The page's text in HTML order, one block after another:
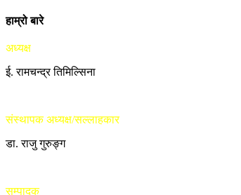
हाम्रो बारे
अध्यक्ष
ई. रामचन्द्र तिमिल्सिना
संस्थापक अध्यक्ष/सल्लाहकार
डा. राजु गुरुङ्ग
सम्पादक